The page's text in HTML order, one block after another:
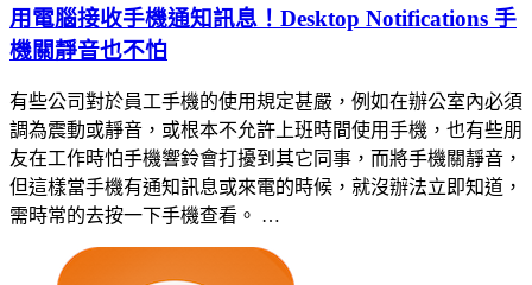
用電腦接收手機通知訊息！Desktop Notifications 手
機關靜音也不怕
有些公司對於員工手機的使用規定甚嚴，例如在辦公室內必須
調為震動或靜音，或根本不允許上班時間使用手機，也有些朋
友在工作時怕手機響鈴會打擾到其它同事，而將手機關靜音，
但這樣當手機有通知訊息或來電的時候，就沒辦法立即知道，
需時常的去按一下手機查看。 …